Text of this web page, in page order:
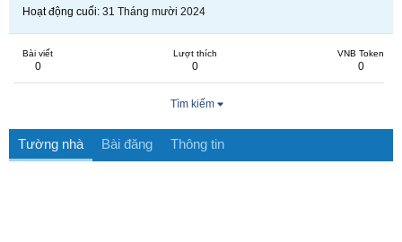
Hoạt động cuối 31 Tháng mười 2024
Bài viết
0
Lượt thích
0
VNB Token
0
Tìm kiếm
Tường nhà Bài đăng Thông tin